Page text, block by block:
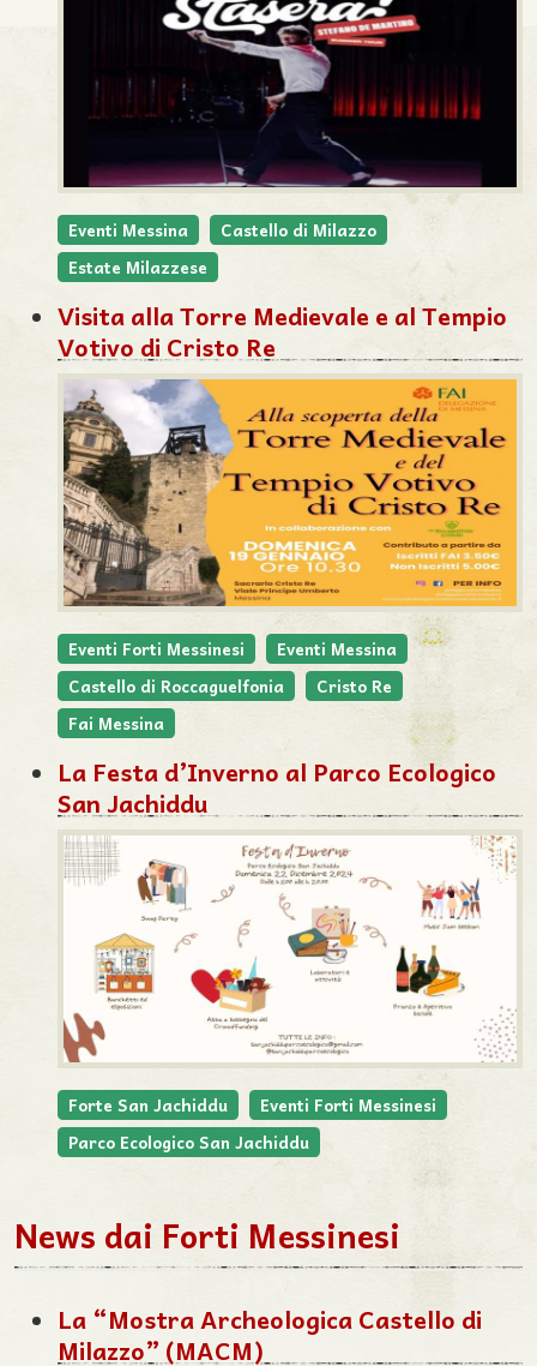
Eventi Messina
Castello di Milazzo
Estate Milazzese
Visita alla Torre Medievale e al Tempio
Votivo di Cristo Re
Eventi Forti Messinesi
Eventi Messina
Castello di Roccaguelfonia
Cristo Re
Fai Messina
La Festa d’Inverno al Parco Ecologico
San Jachiddu
Forte San Jachiddu
Eventi Forti Messinesi
Parco Ecologico San Jachiddu
News dai Forti Messinesi
La “Mostra Archeologica Castello di
Milazzo” (MACM)